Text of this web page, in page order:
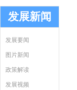
发展新闻
发展要闻
图片新闻
政策解读
发展视频